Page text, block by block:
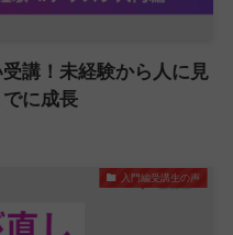
講！未経験から人に見
に成長
入門編受講生の声